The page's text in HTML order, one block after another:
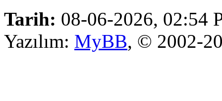
Tarih: 08-06-2026, 02:54
Yazılım: MyBB, © 2002-